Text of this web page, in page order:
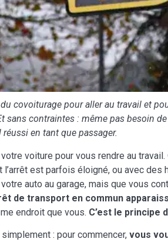
covoiturage pour aller au travail et
sans contraintes : même pas besoin
en tant que passager.
voiture pour vous rendre au
l’arrêt est parfois éloigné, ou avec
auto au garage, mais que vous
de transport en commun
endroit que vous. C’est le principe
: pour commencer, vous